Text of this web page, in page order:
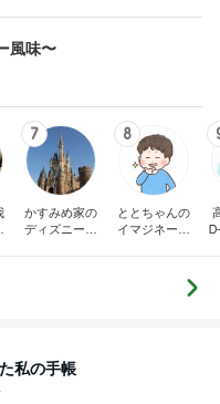
風味〜
7
かすみめ家の
ディズニー大
8
ととちゃんの
イマジネーシ
私の手帳